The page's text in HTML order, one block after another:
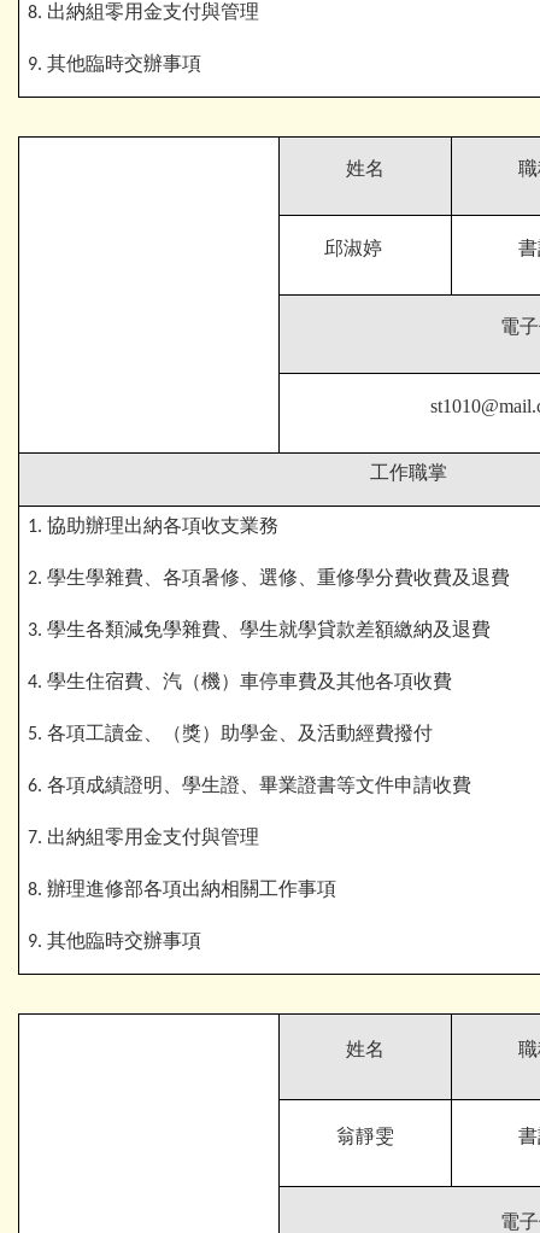
8. 出納組零用金支付與管理
9. 其他臨時交辦事項
姓名
邱淑婷
電
工作職掌
1. 協助辦理出納各項收支業務
2. 學生學雜費、各項暑修、選修、重修學分費收費及退費
3. 學生各類減免學雜費、學生就學貸款差額繳納及退費
4. 學生住宿費、汽（機）車停車費及其他各項收費
5. 各項工讀金、（獎）助學金、及活動經費撥付
6. 各項成績證明、學生證、畢業證書等文件申請收費
7. 出納組零用金支付與管理
8. 辦理進修部各項出納相關工作事項
9. 其他臨時交辦事項
姓名
翁靜雯
電